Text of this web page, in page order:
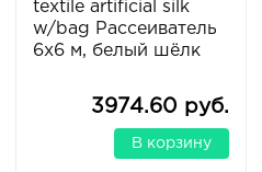
textile artificial silk
w/bag Рассеиватель
6х6 м, белый шёлк
3974.60 руб.
В корзину